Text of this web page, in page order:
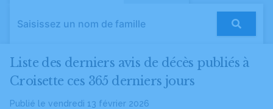
Liste des derniers avis de décès publiés à
Croisette ces 365 derniers jours
Publié le vendredi 13 février 2026